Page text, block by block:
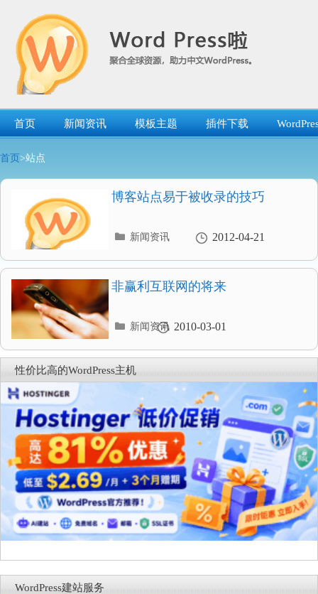
首页 新闻资讯 模板主题 插件下载
首页 >站点
博客站点易于被收录的技巧
2012-04-21
分
录
新闻资讯
非赢利互联网的将来
2010-03-01
分
录
新闻资讯
性价比高的WordPress主机
WordPress建站服务